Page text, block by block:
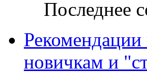
Последнее
новичкам и